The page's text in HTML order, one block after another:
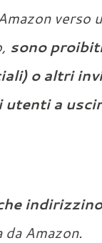
verso
sono
o altri
a
Amazon.